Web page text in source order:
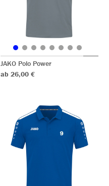
JAKO Polo Power
ab 26,00 €